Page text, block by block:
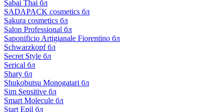
Sabai Thai бл
SADAPACK cosmetics бл
Sakura cosmetics бл
Salon Professional бл
Saponificio Artigianale Fiorentino бл
Schwarzkopf бл
Secret Style бл
Serical бл
Shary бл
Shukobutsu Monogatari бл
Sim Sensitive бл
Smart Molecule бл
Start Epil бл